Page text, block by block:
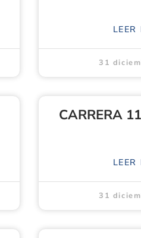
LEER
31
CARRERA
LEER
31